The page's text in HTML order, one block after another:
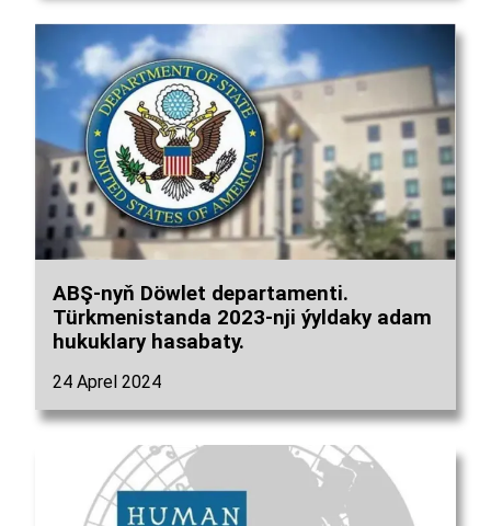
ABŞ-nyň Döwlet departamenti.
Türkmenistanda 2023-nji ýyldaky adam
hukuklary hasabaty.
24 Aprel 2024